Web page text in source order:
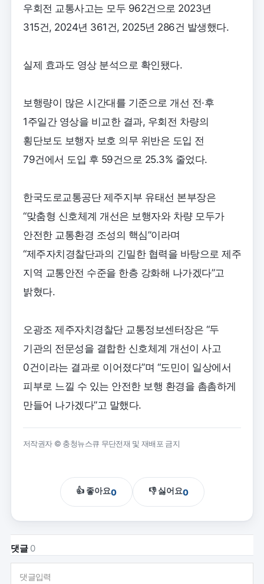
우회전 교통사고는 모두 962건으로 2023년
315건, 2024년 361건, 2025년 286건 발생했다.
실제 효과도 영상 분석으로 확인됐다.
보행량이 많은 시간대를 기준으로 개선 전·후
1주일간 영상을 비교한 결과, 우회전 차량의
횡단보도 보행자 보호 의무 위반은 도입 전
79건에서 도입 후 59건으로 25.3% 줄었다.
한국도로교통공단 제주지부 유태선 본부장은
“맞춤형 신호체계 개선은 보행자와 차량 모두가
안전한 교통환경 조성의 핵심”이라며
“제주자치경찰단과의 긴밀한 협력을 바탕으로 제주
지역 교통안전 수준을 한층 강화해 나가겠다”고
밝혔다.
오광조 제주자치경찰단 교통정보센터장은 “두
기관의 전문성을 결합한 신호체계 개선이 사고
0건이라는 결과로 이어졌다”며 “도민이 일상에서
피부로 느낄 수 있는 안전한 보행 환경을 촘촘하게
만들어 나가겠다”고 말했다.
저작권자 © 충청뉴스큐 무단전재 및 재배포 금지
👍 좋아요0 👎 싫어요0
댓글 0
댓글입력